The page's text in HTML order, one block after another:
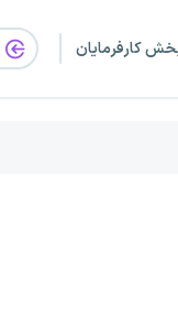
کارفرمایان